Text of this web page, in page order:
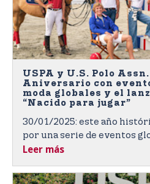
USPA y U.S. Polo
Aniversario con
moda globales y el
“Nacido para jugar”
30/01/2025: este año
por una serie de eventos
de marca global de la marca
aficionados del deporte y
Leer más